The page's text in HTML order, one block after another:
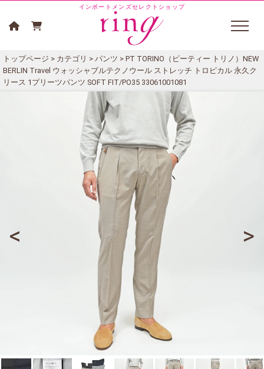
インポートメンズセレクトショップ
トップページ > カテゴリ > パンツ > PT TORINO（ピーティー トリノ）NEW
BERLIN Travel ウォッシャブルテクノウール ストレッチ トロピカル 永久ク
リース 1プリーツパンツ SOFT FIT/PO35 33061001081